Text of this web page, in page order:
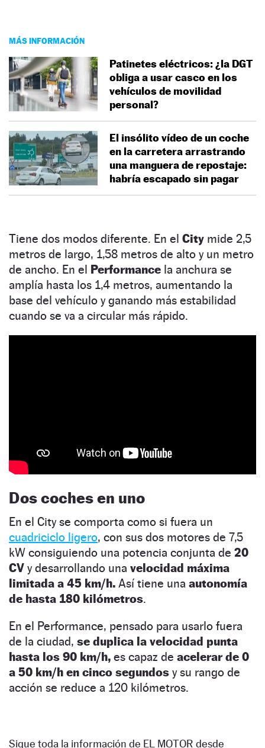
MÁS INFORMACIÓN
Patinetes eléctricos: ¿la DGT
obliga a usar casco en los
vehículos de movilidad
personal?
El insólito vídeo de un coche
en la carretera arrastrando
una manguera de repostaje:
habría escapado sin pagar
Tiene dos modos diferente. En el City mide 2,5
metros de largo, 1,58 metros de alto y un metro
de ancho. En el Performance la anchura se
amplía hasta los 1,4 metros, aumentando la
base del vehículo y ganando más estabilidad
cuando se va a circular más rápido.
Dos coches en uno
En el City se comporta como si fuera un
cuadriciclo ligero, con sus dos motores de 7,5
kW consiguiendo una potencia conjunta de 20
CV y desarrollando una velocidad máxima
limitada a 45 km/h. Así tiene una autonomía
de hasta 180 kilómetros.
En el Performance, pensado para usarlo fuera
de la ciudad, se duplica la velocidad punta
hasta los 90 km/h, es capaz de acelerar de 0
a 50 km/h en cinco segundos y su rango de
acción se reduce a 120 kilómetros.
Sigue toda la información de EL MOTOR desde